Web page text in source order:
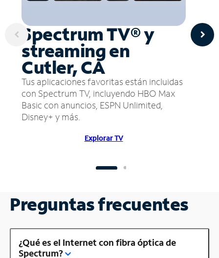
Spectrum TV® y
streaming en
Cutler, CA
Tus aplicaciones favoritas están incluidas
con Spectrum TV, incluyendo HBO Max
Basic con anuncios, ESPN Unlimited,
Disney+ y más.
Explorar TV
Preguntas frecuentes
¿Qué es el Internet con fibra óptica de
Spectrum?